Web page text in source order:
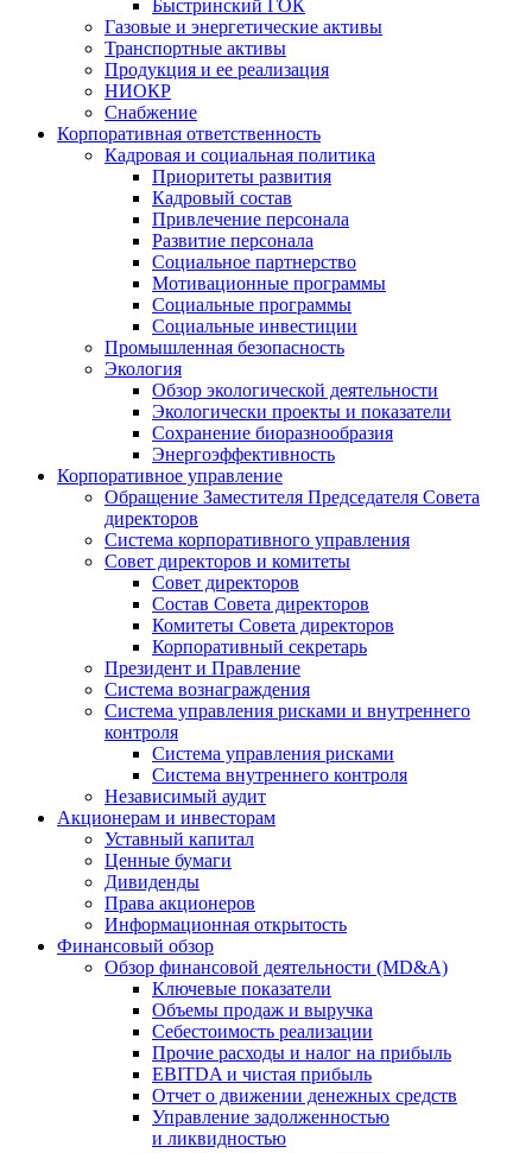
Быстринский ГОК
Газовые и энергетические активы
Транспортные активы
Продукция и ее реализация
НИОКР
Снабжение
Корпоративная ответственность
Кадровая и социальная политика
Приоритеты развития
Кадровый состав
Привлечение персонала
Развитие персонала
Социальное партнерство
Мотивационные программы
Социальные программы
Социальные инвестиции
Промышленная безопасность
Экология
Обзор экологической деятельности
Экологически проекты и показатели
Сохранение биоразнообразия
Энергоэффективность
Корпоративное управление
Обращение Заместителя Председателя Совета
директоров
Система корпоративного управления
Совет директоров и комитеты
Совет директоров
Состав Совета директоров
Комитеты Совета директоров
Корпоративный секретарь
Президент и Правление
Система вознаграждения
Система управления рисками и внутреннего
контроля
Система управления рисками
Система внутреннего контроля
Независимый аудит
Акционерам и инвесторам
Уставный капитал
Ценные бумаги
Дивиденды
Права акционеров
Информационная открытость
Финансовый обзор
Обзор финансовой деятельности (MD&A)
Ключевые показатели
Объемы продаж и выручка
Себестоимость реализации
Прочие расходы и налог на прибыль
EBITDA и чистая прибыль
Отчет о движении денежных средств
Управление задолженностью
и ликвидностью